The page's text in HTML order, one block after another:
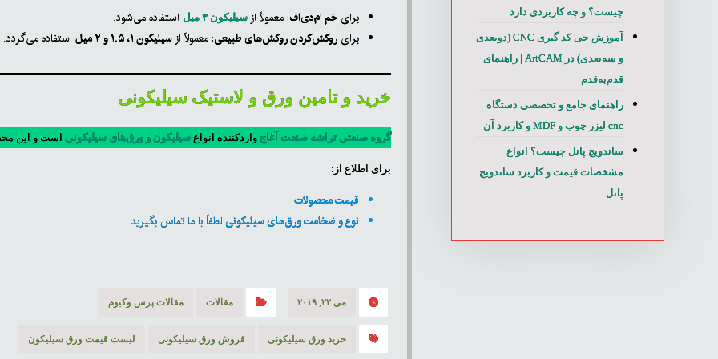
برای خم ام‌دی‌اف: معمولاً از سیلیکون ۳ میل
استفاده می‌شود.
برای روکش‌کردن روکش‌های طبیعی: معمولاً از سیلیکون ۱، ۱.۵ و ۲ میل استفاده می‌گردد.
خرید و تامین ورق و لاستیک سیلیکونی
گروه صنعتی تراشه صنعت آغاج واردکننده انواع سیلیکون و ورق‌های سیلیکونیاست و این
برای اطلاع از:
قیمت محصولات
نوع و ضخامت ورق‌های سیلیکونیلطفاً با ما تماس بگیرید.
می ۲۲, ۲۰۱۹ مقالات مقالات پرس وکیوم
خرید ورق سیلیکونی فروش ورق سیلیکونی لیست قیمت ورق سیلیکون
چیست؟ و چه کاربردی دارد
آموزش جی کد گیری CNC (دوبعدی
و سه‌بعدی) در ArtCAM | راهنمای
قدم‌به‌قدم
راهنمای جامع و تخصصی دستگاه
cnc لیزر چوب و MDF و کاربرد آن
ساندویچ پانل چیست؟ انواع
مشخصات قیمت و کاربرد ساندویچ
پانل